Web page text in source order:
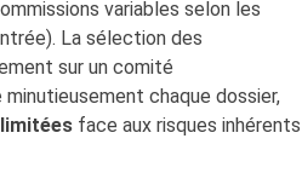
variables selon les
La sélection des
sur un comité
chaque dossier,
face aux risques inhérents